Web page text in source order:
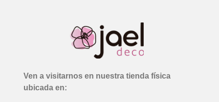
Ven a visitarnos en nuestra tienda física
ubicada en: